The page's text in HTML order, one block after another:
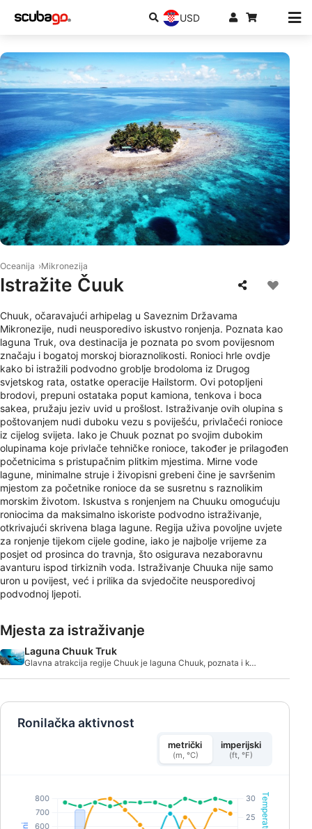
USD
Oceanija Mikronezija
Istražite Čuuk
Chuuk, očaravajući arhipelag u Saveznim Državama
Mikronezije, nudi neusporedivo iskustvo ronjenja. Poznata kao
laguna Truk, ova destinacija je poznata po svom povijesnom
značaju i bogatoj morskoj bioraznolikosti. Ronioci hrle ovdje
kako bi istražili podvodno groblje brodoloma iz Drugog
svjetskog rata, ostatke operacije Hailstorm. Ovi potopljeni
brodovi, prepuni ostataka poput kamiona, tenkova i boca
sakea, pružaju jeziv uvid u prošlost. Istraživanje ovih olupina s
poštovanjem nudi duboku vezu s poviješću, privlačeći ronioce
iz cijelog svijeta. Iako je Chuuk poznat po svojim dubokim
olupinama koje privlače tehničke ronioce, također je prilagođen
početnicima s pristupačnim plitkim mjestima. Mirne vode
lagune, minimalne struje i živopisni grebeni čine je savršenim
mjestom za početnike ronioce da se susretnu s raznolikim
morskim životom. Iskustva s ronjenjem na Chuuku omogućuju
roniocima da maksimalno iskoriste podvodno istraživanje,
otkrivajući skrivena blaga lagune. Regija uživa povoljne uvjete
za ronjenje tijekom cijele godine, iako je najbolje vrijeme za
posjet od prosinca do travnja, što osigurava nezaboravnu
avanturu ispod tirkiznih voda. Istraživanje Chuuka nije samo
uron u povijest, već i prilika da svjedočite neusporedivoj
podvodnoj ljepoti.
Mjesta za istraživanje
Laguna Chuuk Truk
Glavna atrakcija regije Chuuk je laguna Chuuk, poznata i kao
Ronilačka aktivnost
metrički
(m, °C)
imperijski
(ft, °F)